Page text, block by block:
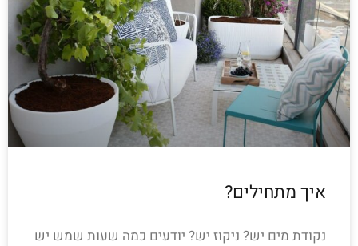
איך מתחילים?
נקודת מים יש? ניקוז יש? יודעים כמה שעות שמש יש